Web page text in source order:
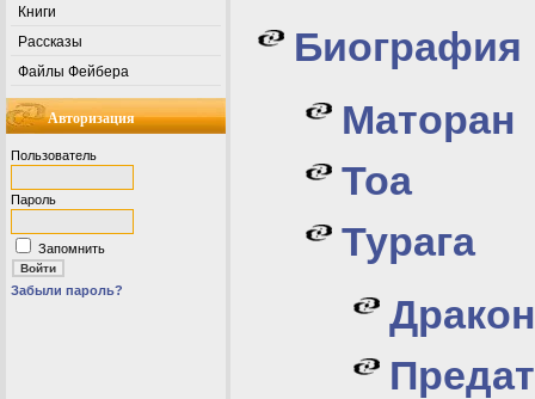
Книги
Рассказы
Файлы Фейбера
Авторизация
Пользователь
Пароль
Запомнить
Забыли пароль?
Биография
Маторан
Тоа
Турага